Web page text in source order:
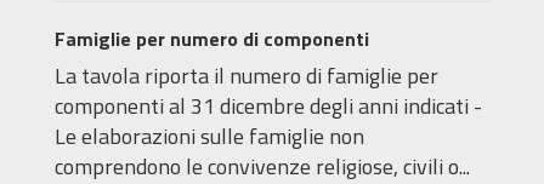
Famiglie per numero di componenti
La tavola riporta il numero di famiglie per
componenti al 31 dicembre degli anni indicati -
Le elaborazioni sulle famiglie non
comprendono le convivenze religiose, civili o...